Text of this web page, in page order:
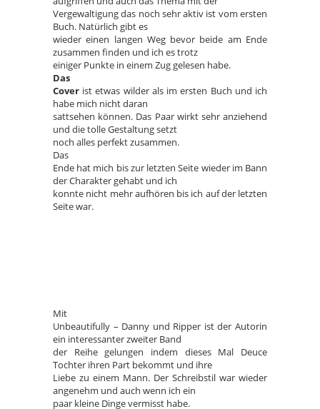
Vergewaltigung das noch sehr aktiv ist vom ersten
Buch. Natürlich gibt es
wieder einen langen Weg bevor beide am Ende
zusammen finden und ich es trotz
einiger Punkte in einem Zug gelesen habe.
Das
Cover ist etwas wilder als im ersten Buch und ich
habe mich nicht daran
sattsehen können. Das Paar wirkt sehr anziehend
und die tolle Gestaltung setzt
noch alles perfekt zusammen.
Das
Ende hat mich bis zur letzten Seite wieder im Bann
der Charakter gehabt und ich
konnte nicht mehr aufhören bis ich auf der letzten
Seite war.
Mit
Unbeautifully – Danny und Ripper ist der Autorin
ein interessanter zweiter Band
der Reihe gelungen indem dieses Mal Deuce
Tochter ihren Part bekommt und ihre
Liebe zu einem Mann. Der Schreibstil war wieder
angenehm und auch wenn ich ein
paar kleine Dinge vermisst habe.